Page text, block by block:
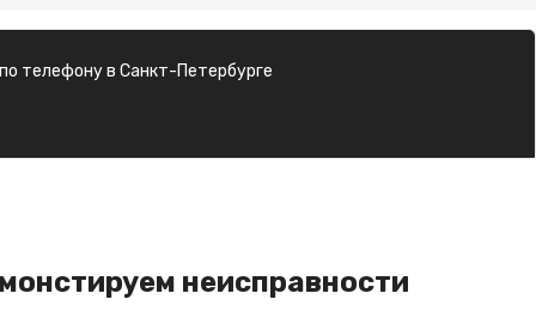
телефону в Санкт-Петербурге
неисправности